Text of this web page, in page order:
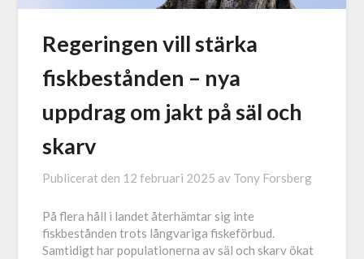
Regeringen vill stärka
fiskbestånden – nya
uppdrag om jakt på säl och
skarv
Publicerat den 12 februari 2025 av Tony Forsberg
På flera håll i landet återhämtar sig inte
fiskbestånden trots långvariga fiskeförbud.
Samtidigt har populationerna av säl och skarv ökat